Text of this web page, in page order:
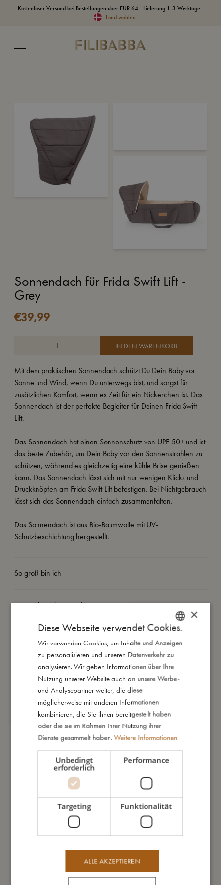
Kostenloser Versand bei Bestellungen über EUR 64 - Lieferung 1-3 Werktage..
Land wählen
Sonnendach für Frida Swift Lift -
Grey
€39,99
IN DEN WARENKORB
Mit dem praktischen Sonnendach schützt Du Dein Baby vor
Sonne und Wind, wenn Du unterwegs bist, und sorgst für
zusätzlichen Komfort, wenn es Zeit für ein Nickerchen ist. Das
Sonnendach ist der perfekte Begleiter für Deinen Frida Swift
Lift.
Das Sonnendach hat einen Sonnenschutz von UPF 50+ und ist
das beste Zubehör, um Dein Baby vor den Sonnenstrahlen zu
schützen, während es gleichzeitig eine kühle Brise genießen
kann. Das Sonnendach lässt sich mit nur wenigen Klicks und
Druckknöpfen am Frida Swift Lift befestigen. Bei Nichtgebrauch
lässt sich das Sonnendach einfach zusammenfalten.
Das Sonnendach ist aus Bio-Baumwolle mit UV-
Schutzbeschichtung hergestellt.
So groß bin ich
Daraus bin ich gemacht
Meine Daten
Das könnte dir auch gefallen
DANISH
ENGLISH
GERMAN
×
Diese Webseite verwendet Cookies.
Wir verwenden Cookies, um Inhalte und Anzeigen
zu personalisieren und unseren Datenverkehr zu
analysieren. Wir geben Informationen über Ihre
Nutzung unserer Website auch an unsere Werbe-
und Analysepartner weiter, die diese
möglicherweise mit anderen Informationen
kombinieren, die Sie ihnen bereitgestellt haben
oder die sie im Rahmen Ihrer Nutzung ihrer
Dienste gesammelt haben. Weitere Informationen
Unbedingt
erforderlich
Performance
Targeting Funktionalität
ALLE AKZEPTIEREN